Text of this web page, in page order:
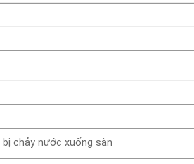
chảy nước xuống sàn